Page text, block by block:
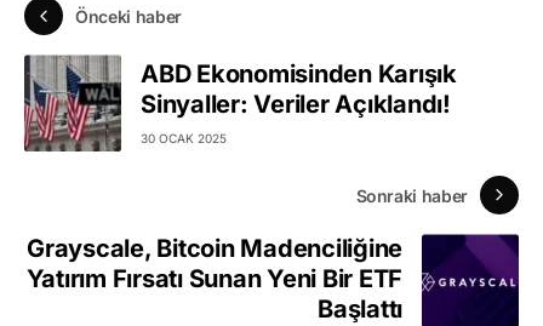
Önceki haber
ABD Ekonomisinden Karışık
Sinyaller: Veriler Açıklandı!
30 OCAK 2025
Sonraki haber
Grayscale, Bitcoin Madenciliğine
Yatırım Fırsatı Sunan Yeni Bir ETF
Başlattı